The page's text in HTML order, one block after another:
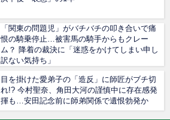
「関東の問題児」がバチバチの叩き合いで痛
恨の騎乗停止…被害馬の騎手からもクレー
ム？ 降着の裁決に「迷惑をかけてしまい申し
訳ない気持ち」
目を掛けた愛弟子の「造反」に師匠がブチ切
れ!? 今村聖奈、角田大河の謹慎中に存在感発
揮も…安田記念前に師弟関係で遺恨勃発か